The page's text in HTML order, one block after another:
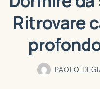
Ritrovare
PAOLO DI